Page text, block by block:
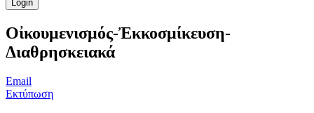
Οἰκουμενισμός-Ἐκκοσμίκευση-
Διαθρησκειακά
Email
Εκτύπωση